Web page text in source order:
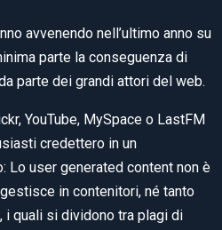
avvenendo nell’ultimo anno su
parte la conseguenza di
parte dei grandi attori del web.
YouTube, MySpace o LastFM
credettero in un
Lo user generated content non è
in contenitori, né tanto
i quali si dividono tra plagi di